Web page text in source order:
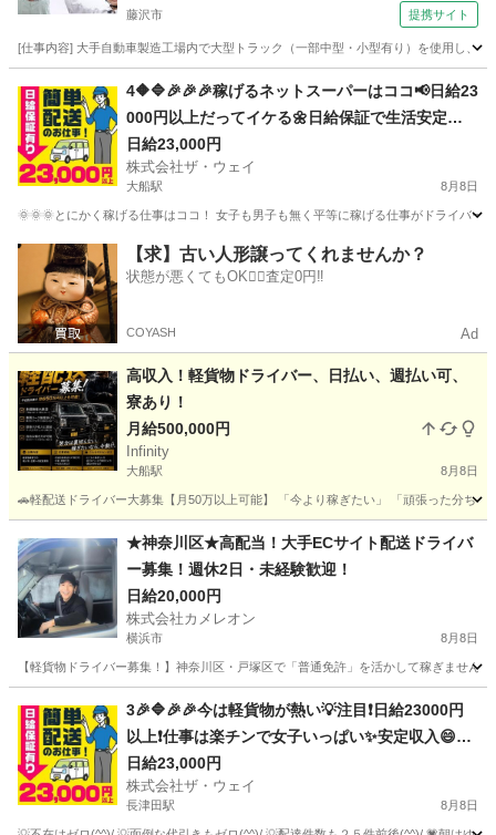
藤沢市 提携サイト
[仕事内容] 大手自動車製造工場内で大型トラック（一部中型・小型有り）を使用
ドライバー
4🔶🔷🎉🎉🎉稼げるネットスーパーはココ📢日給23
000円以上だってイケる🌼日給保証で生活安定😁
😁😁
日給23,000円
株式会社ザ・ウェイ
大船駅 8月8日
🌞🌞🌞とにかく稼げる仕事はココ！ 女子も男子も無く平等に稼げる仕事がドライバ
神奈川 横浜市 大船駅 ドライバー ネットスーパー
【求】古い人形譲ってくれませんか？
状態が悪くてもOK🙆‍♀️査定0円‼️
COYASH Ad
高収入！軽貨物ドライバー、日払い、週払い可、
寮あり！
月給500,000円
Infinity
大船駅 8月8日
🚗軽配送ドライバー大募集【月50万以上可能】 「今より稼ぎたい」 「頑張った分
大船駅 ドライバー 貨物
★神奈川区★高配当！大手ECサイト配送ドライバ
ー募集！週休2日・未経験歓迎！
日給20,000円
株式会社カメレオン
横浜市 8月8日
【軽貨物ドライバー募集！】神奈川区・戸塚区で「普通免許」を活かして稼ぎませ
ドライバー 荷物
3🎉🔷🎉🎉今は軽貨物が熱い💡注目❗️日給23000円
以上❗️仕事は楽チンで女子いっぱい✨安定収入😄完
全週休2日制だよ💗
日給23,000円
株式会社ザ・ウェイ
長津田駅 8月8日